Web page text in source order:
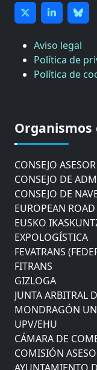
Aviso legal
Política de
Política de
Organismos
AYUNTAMIENTO
COMITÉ DE
CONSEJO
CONSEJO DE
CONSEJO DE
EUROPEAN
EUSKO
EXPOLOGÍSTICA
FEVATRANS
FITRANS
GIZLOGA
JUNTA ARBITRAL
MONDRAGÓN
UPV/EHU
CÁMARA DE
COMISIÓN
AYUNTAMIENTO